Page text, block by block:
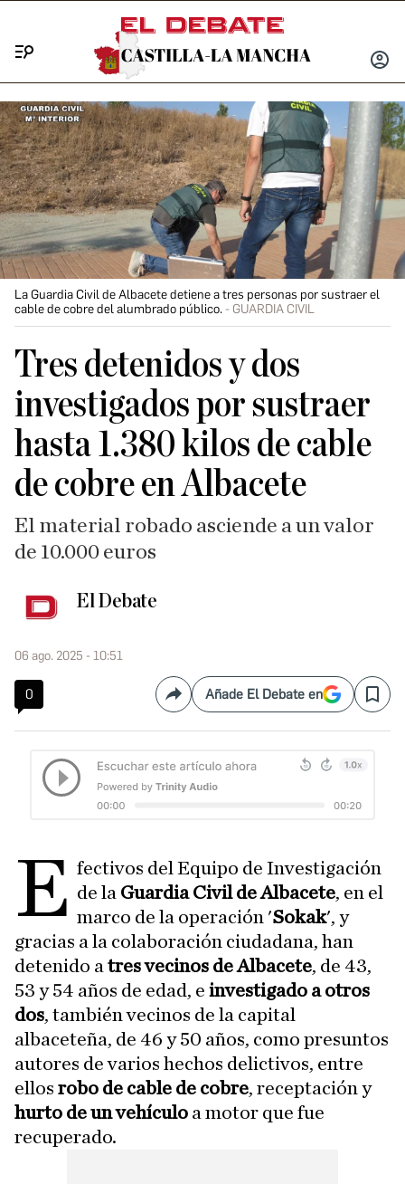
INICIAR
La Guardia Civil de Albacete detiene a tres personas por sustraer el
cable de cobre del alumbrado público.
GUARDIA CIVIL
Tres detenidos y dos
investigados por sustraer
hasta 1.380 kilos de cable
de cobre en Albacete
El material robado asciende a un valor
de 10.000 euros
El Debate
06 ago. 2025 - 10:51
0 CompartirAñade El Debate en Save
E fectivos del Equipo de Investigación
de la Guardia Civil de Albacete, en el
marco de la operación 'Sokak', y
gracias a la colaboración ciudadana, han
detenido a tres vecinos de Albacete, de 43,
53 y 54 años de edad, e investigado a otros
dos, también vecinos de la capital
albaceteña, de 46 y 50 años, como presuntos
autores de varios hechos delictivos, entre
ellos robo de cable de cobre, receptación y
hurto de un vehículo a motor que fue
recuperado.